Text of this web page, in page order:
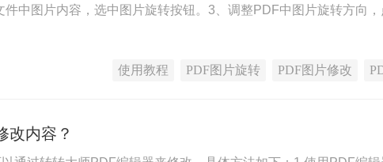
中图片内容，选中图片旋转按钮。3、调整PDF中图片旋转方向
使用教程 PDF图片旋转 PDF图片修改
改内容？